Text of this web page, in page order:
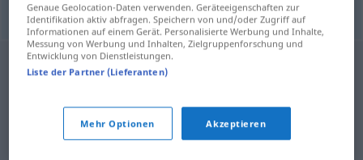
Genaue Geolocation-Daten verwenden. Geräteeigenschaften zur
Identifikation aktiv abfragen. Speichern von und/oder Zugriff auf
Informationen auf einem Gerät. Personalisierte Werbung und Inhalte,
Messung von Werbung und Inhalten, Zielgruppenforschung und
Entwicklung von Dienstleistungen.
Liste der Partner (Lieferanten)
Mehr Optionen Akzeptieren